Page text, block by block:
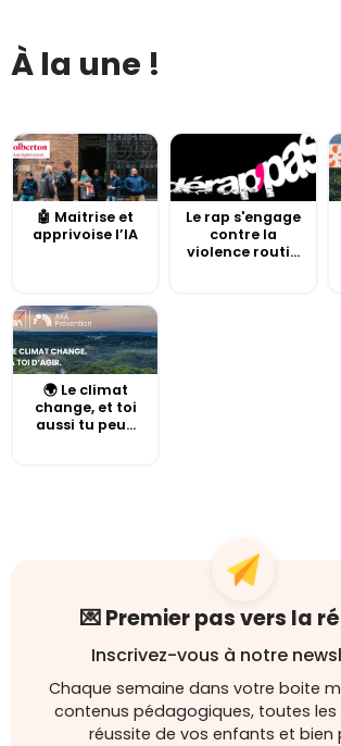
À la une !
🤖 Maitrise et
apprivoise l’IA
Le rap s'engage
contre la
violence routi...
🌍 Le climat
change, et toi
aussi tu peu...
💌 Premier pas vers la
Inscrivez-vous à notre
Chaque semaine dans votre boite
contenus pédagogiques, toutes les
réussite de vos enfants et bien